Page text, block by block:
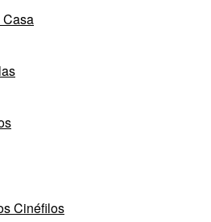
Cinéfilos